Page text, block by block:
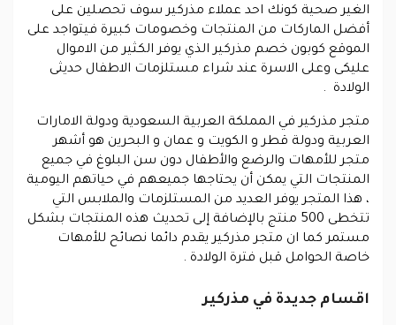
الغير صحية كونك احد عملاء مذركير سوف تحصلين على
أفضل الماركات من المنتجات وخصومات كبيرة فيتواجد على
الموقع كوبون خصم مذركيرالذي يوفر الكثير من الاموال
عليكى وعلى الاسرة عند شراء مستلزمات الاطفال حديثى
الولادة .
متجر مذركير في المملكة العربية السعودية ودولة الامارات
العربية ودولة قطر و الكويت و عمان و البحرين هو أشهر
متجر للأمهات والرضع والأطفال دون سن البلوغ في جميع
المنتجات التي يمكن أن يحتاجها جميعهم في حياتهم اليومية
، هذا المتجر يوفر العديد من المستلزمات والملابس التي
تتخطى 500 منتج بالإضافة إلى تحديث هذه المنتجات بشكل
مستمر كما ان متجر مذركير يقدم دائما نصائح للأمهات
خاصة الحوامل قبل فترة الولادة .
اقسام جديدة في مذركير